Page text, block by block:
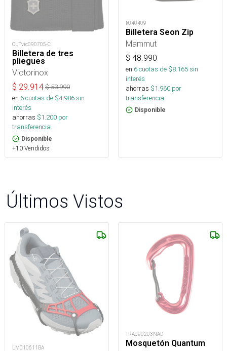
OUTvic090705-C
Billetera de tres
pliegues
Victorinox
$ 29.914 $53.990
en 6cuotas de $4.986sin
interés
ahorras $1.200 por
transferencia.
Disponible
+10 Vendidos
k040409
Billetera Seon Zip
Mammut
$ 48.990
en 6cuotas de $8.165sin
interés
ahorras $1.960 por
transferencia.
Disponible
Últimos Vistos
LM010611BA
TRA090203NAD
Mosquetón Quantum